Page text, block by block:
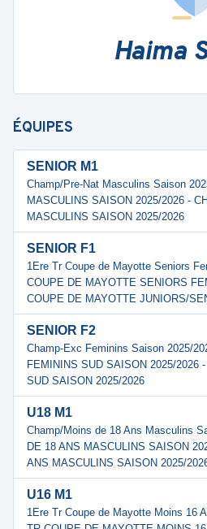
Haima
ÉQUIPES
SENIOR M1
Champ/Pre-Nat Masculins Saison
MASCULINS SAISON 2025/2026 -
MASCULINS SAISON 2025/2026
SENIOR F1
1Ere Tr Coupe de Mayotte Seniors
COUPE DE MAYOTTE SENIORS
COUPE DE MAYOTTE JUNIORS/
SENIOR F2
Champ-Exc Feminins Saison 2025/
FEMININS SUD SAISON 2025/2026
SUD SAISON 2025/2026
U18 M1
Champ/Moins de 18 Ans Masculins
DE 18 ANS MASCULINS SAISON
ANS MASCULINS SAISON 2025/
U16 M1
1Ere Tr Coupe de Mayotte Moins 16